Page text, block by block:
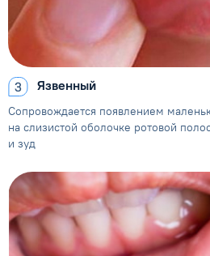
Язвенный
Сопровождается появлением
на слизистой оболочке ротовой
и зуд